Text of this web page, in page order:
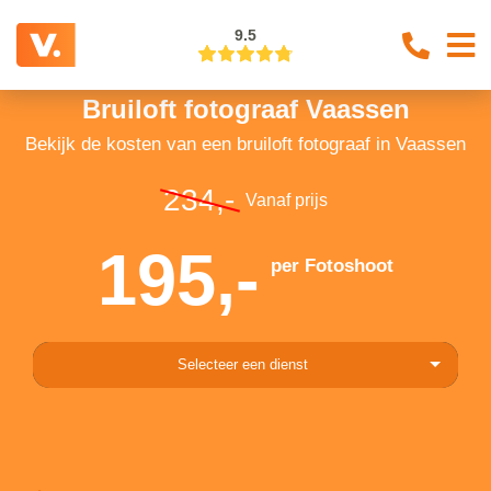
9.5
Bruiloft fotograaf Vaassen
Bekijk de kosten van een bruiloft fotograaf in Vaassen
234,- Vanaf prijs
195,- per Fotoshoot
Selecteer een dienst